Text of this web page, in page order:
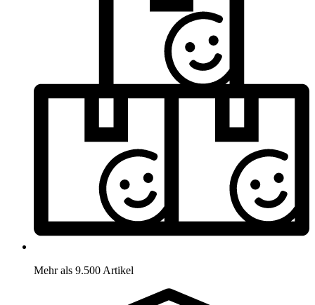
Mehr als 9.500 Artikel